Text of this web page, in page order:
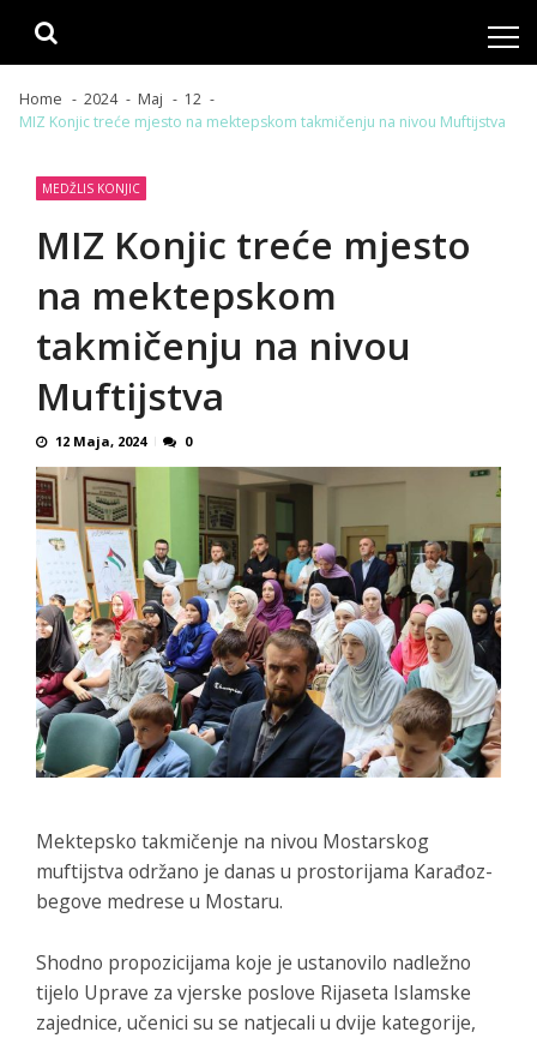
Home 2024 Maj
12
MIZ Konjic treće mjesto na mektepskom takmičenju na nivou Muftijstva
MEDŽLIS KONJIC
MIZ Konjic treće mjesto
na mektepskom
takmičenju na nivou
Muftijstva
12 Maja, 2024 0
Mektepsko takmičenje na nivou Mostarskog
muftijstva održano je danas u prostorijama Karađoz-
begove medrese u Mostaru.
Shodno propozicijama koje je ustanovilo nadležno
tijelo Uprave za vjerske poslove Rijaseta Islamske
zajednice, učenici su se natjecali u dvije kategorije,